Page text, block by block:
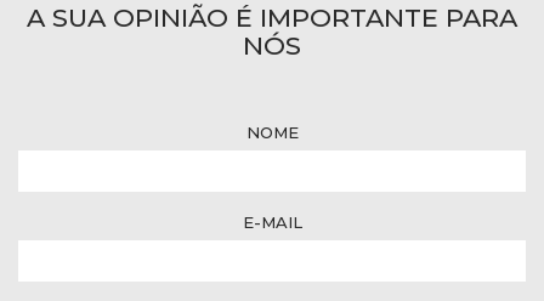
A SUA OPINIÃO É IMPORTANTE PARA
NÓS
NOME
E-MAIL